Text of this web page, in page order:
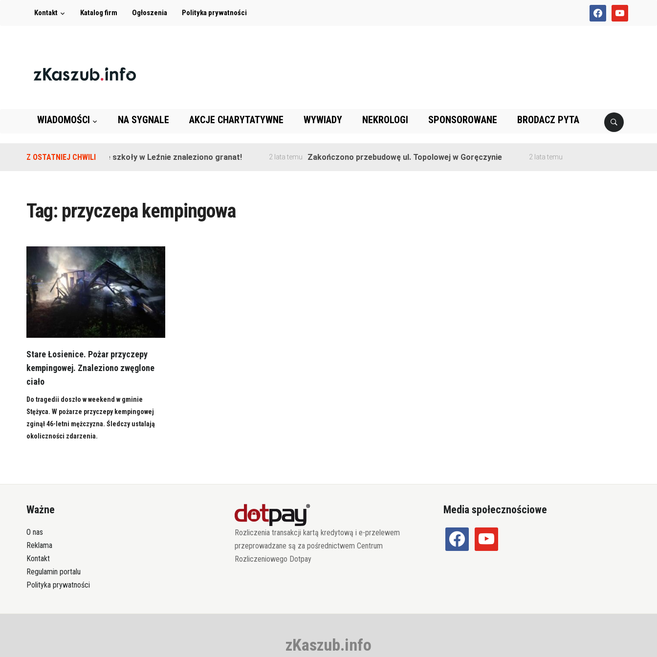
facebookyoutube
Kontakt Katalog firm Ogłoszenia Polityka prywatności
WIADOMOŚCI NA SYGNALE AKCJE CHARYTATYWNE WYWIADY NEKROLOGI SPONSOROWANE BRODACZ PYTA
Z OSTATNIEJ CHWILINa terenie szkoły w Leźnie znaleziono granat! 2 lata temu Zakończono przebudowę ul. Topolowej w Goręczynie 2 lata temu
Tag: przyczepa kempingowa
Stare Łosienice. Pożar przyczepy
kempingowej. Znaleziono zwęglone
ciało
Do tragedii doszło w weekend w gminie
Stężyca. W pożarze przyczepy kempingowej
zginął 46-letni mężczyzna. Śledczy ustalają
okoliczności zdarzenia.
Ważne
O nas
Reklama
Kontakt
Regulamin portalu
Polityka prywatności
Rozliczenia transakcji kartą kredytową i e-przelewem
przeprowadzane są za pośrednictwem Centrum
Rozliczeniowego Dotpay
Media społecznościowe
facebook youtube
zKaszub.info